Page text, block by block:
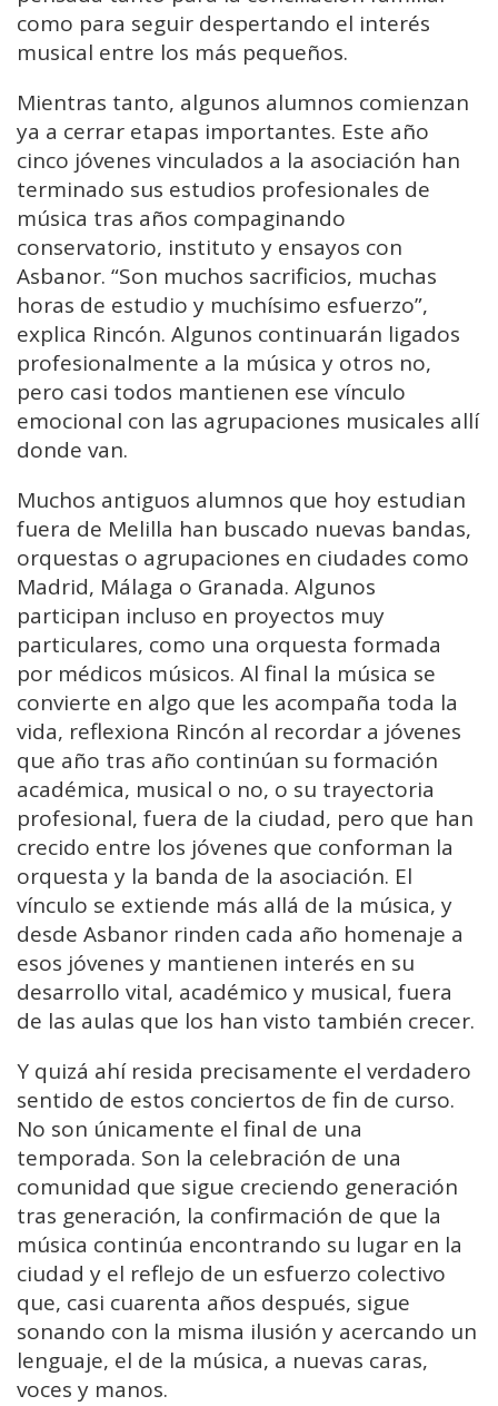
como para seguir despertando el interés
musical entre los más pequeños.
Mientras tanto, algunos alumnos comienzan
ya a cerrar etapas importantes. Este año
cinco jóvenes vinculados a la asociación han
terminado sus estudios profesionales de
música tras años compaginando
conservatorio, instituto y ensayos con
Asbanor. “Son muchos sacrificios, muchas
horas de estudio y muchísimo esfuerzo”,
explica Rincón. Algunos continuarán ligados
profesionalmente a la música y otros no,
pero casi todos mantienen ese vínculo
emocional con las agrupaciones musicales allí
donde van.
Muchos antiguos alumnos que hoy estudian
fuera de Melilla han buscado nuevas bandas,
orquestas o agrupaciones en ciudades como
Madrid, Málaga o Granada. Algunos
participan incluso en proyectos muy
particulares, como una orquesta formada
por médicos músicos. Al final la música se
convierte en algo que les acompaña toda la
vida, reflexiona Rincón al recordar a jóvenes
que año tras año continúan su formación
académica, musical o no, o su trayectoria
profesional, fuera de la ciudad, pero que han
crecido entre los jóvenes que conforman la
orquesta y la banda de la asociación. El
vínculo se extiende más allá de la música, y
desde Asbanor rinden cada año homenaje a
esos jóvenes y mantienen interés en su
desarrollo vital, académico y musical, fuera
de las aulas que los han visto también crecer.
Y quizá ahí resida precisamente el verdadero
sentido de estos conciertos de fin de curso.
No son únicamente el final de una
temporada. Son la celebración de una
comunidad que sigue creciendo generación
tras generación, la confirmación de que la
música continúa encontrando su lugar en la
ciudad y el reflejo de un esfuerzo colectivo
que, casi cuarenta años después, sigue
sonando con la misma ilusión y acercando un
lenguaje, el de la música, a nuevas caras,
voces y manos.